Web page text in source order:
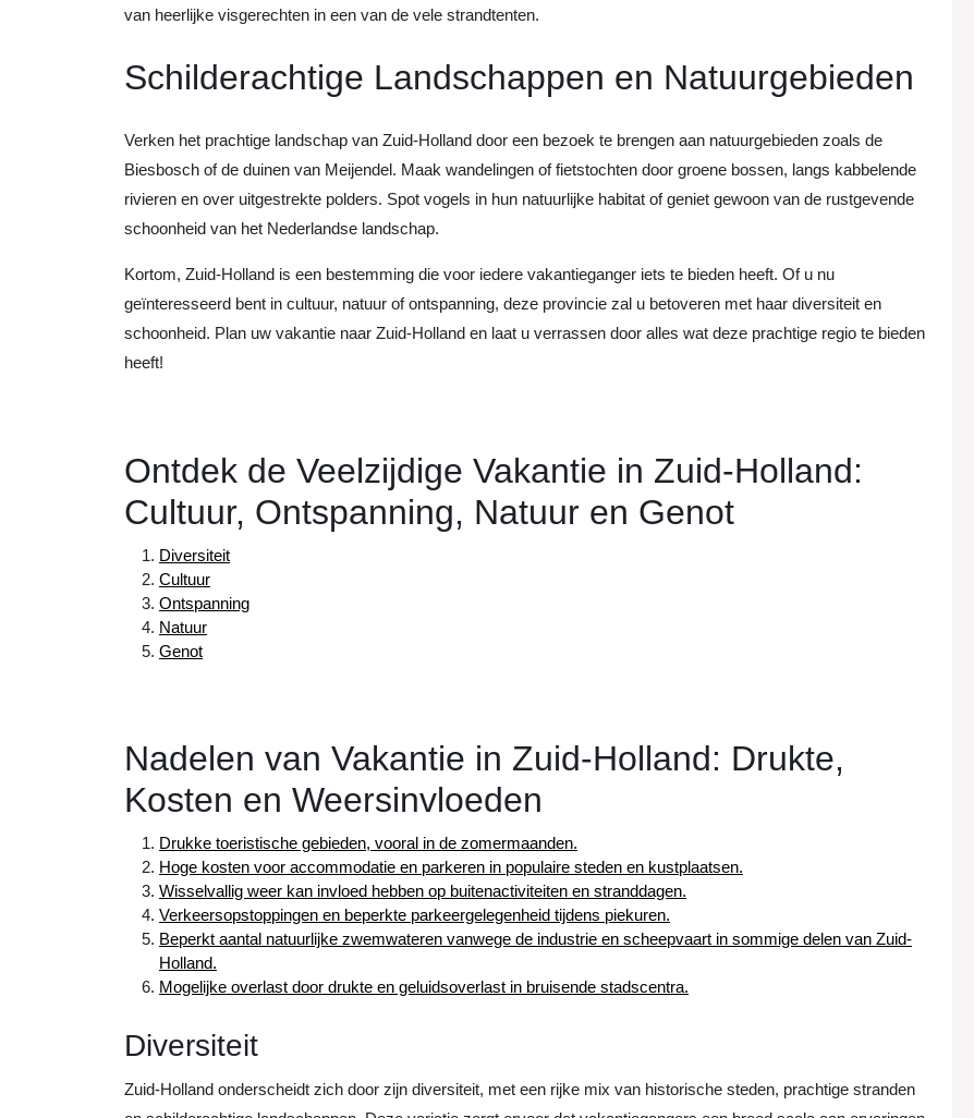
van heerlijke visgerechten in een van de vele strandtenten.
Schilderachtige Landschappen en Natuurgebieden
Verken het prachtige landschap van Zuid-Holland door een bezoek te brengen aan natuurgebieden zoals de
Biesbosch of de duinen van Meijendel. Maak wandelingen of fietstochten door groene bossen, langs kabbelende
rivieren en over uitgestrekte polders. Spot vogels in hun natuurlijke habitat of geniet gewoon van de rustgevende
schoonheid van het Nederlandse landschap.
Kortom, Zuid-Holland is een bestemming die voor iedere vakantieganger iets te bieden heeft. Of u nu
geïnteresseerd bent in cultuur, natuur of ontspanning, deze provincie zal u betoveren met haar diversiteit en
schoonheid. Plan uw vakantie naar Zuid-Holland en laat u verrassen door alles wat deze prachtige regio te bieden
heeft!
Ontdek de Veelzijdige Vakantie in Zuid-Holland:
Cultuur, Ontspanning, Natuur en Genot
Diversiteit
Cultuur
Ontspanning
Natuur
Genot
Nadelen van Vakantie in Zuid-Holland: Drukte,
Kosten en Weersinvloeden
Drukke toeristische gebieden, vooral in de zomermaanden.
Hoge kosten voor accommodatie en parkeren in populaire steden en kustplaatsen.
Wisselvallig weer kan invloed hebben op buitenactiviteiten en stranddagen.
Verkeersopstoppingen en beperkte parkeergelegenheid tijdens piekuren.
Beperkt aantal natuurlijke zwemwateren vanwege de industrie en scheepvaart in sommige delen van Zuid-
Holland.
Mogelijke overlast door drukte en geluidsoverlast in bruisende stadscentra.
Diversiteit
Zuid-Holland onderscheidt zich door zijn diversiteit, met een rijke mix van historische steden, prachtige stranden